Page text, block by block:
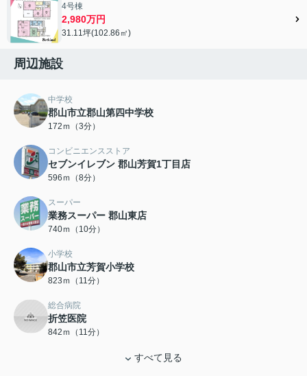
4号棟
2,980万円
31.11坪(102.86㎡)
周辺施設
中学校
郡山市立郡山第四中学校
172ｍ（3分）
コンビニエンスストア
セブンイレブン 郡山芳賀1丁目店
596ｍ（8分）
スーパー
業務スーパー 郡山東店
740ｍ（10分）
小学校
郡山市立芳賀小学校
823ｍ（11分）
総合病院
折笠医院
842ｍ（11分）
すべて見る